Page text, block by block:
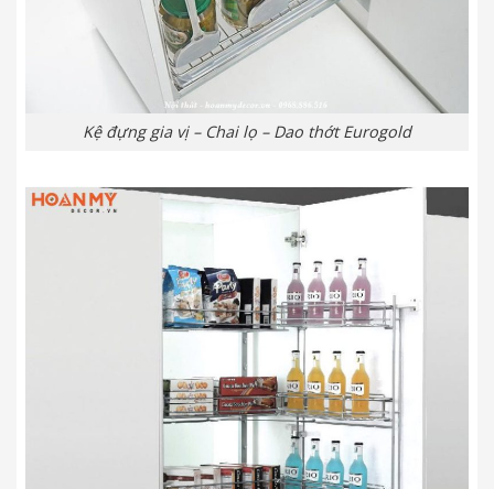
Kệ đựng gia vị – Chai lọ – Dao thớt Eurogold